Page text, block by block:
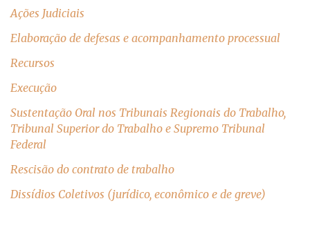
Ações Judiciais
Elaboração de defesas e acompanhamento processual
Recursos
Execução
Sustentação Oral nos Tribunais Regionais do Trabalho,
Tribunal Superior do Trabalho e Supremo Tribunal
Federal
Rescisão do contrato de trabalho
Dissídios Coletivos (jurídico, econômico e de greve)